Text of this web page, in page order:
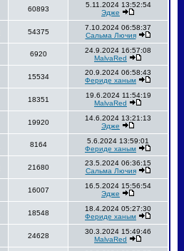
60893
5.11.2024 13:52:54
Эдже
54375
7.10.2024 06:58:37
Сальма Лючия
6920
24.9.2024 16:57:08
MalvaRed
15534
20.9.2024 06:58:43
Фериде ханым
18351
19.6.2024 11:54:19
MalvaRed
19920
14.6.2024 13:21:13
Эдже
8164
5.6.2024 13:59:01
Фериде ханым
21680
23.5.2024 06:36:15
Сальма Лючия
16007
16.5.2024 15:56:54
Эдже
18548
18.4.2024 05:27:30
Фериде ханым
24628
30.3.2024 15:49:46
MalvaRed